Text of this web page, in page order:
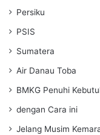
Persiku
PSIS
Sumatera
Air Danau Toba
BMKG Penuhi
dengan Cara ini
Jelang Musim